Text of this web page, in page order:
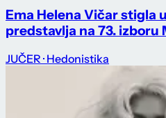
Ema Helena Vičar stigla
predstavlja na 73. izboru
JUČER · Hedonistika